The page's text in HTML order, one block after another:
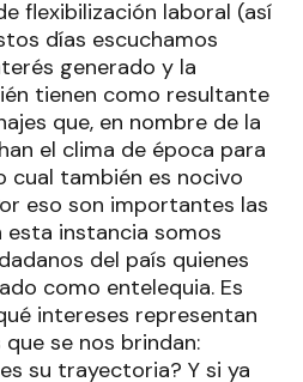
flexibilización laboral (así
días escuchamos
generado y la
tienen como resultante
que, en nombre de la
el clima de época para
cual también es nocivo
eso son importantes las
esta instancia somos
del país quienes
como entelequia. Es
intereses representan
se nos brindan:
su trayectoria? Y si ya